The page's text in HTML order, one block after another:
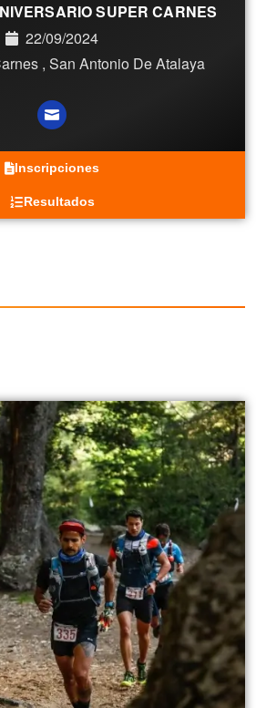
SUPER CARNES
22/09/2024
, San Antonio De Atalaya
Inscripciones
Resultados